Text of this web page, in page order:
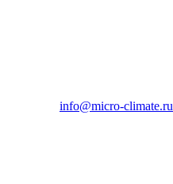
info@micro-climate.ru